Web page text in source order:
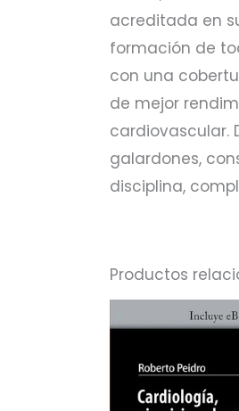
acreditada en
formación de
con una
de mejor
cardiovascular.
galardones,
disciplina,
Productos